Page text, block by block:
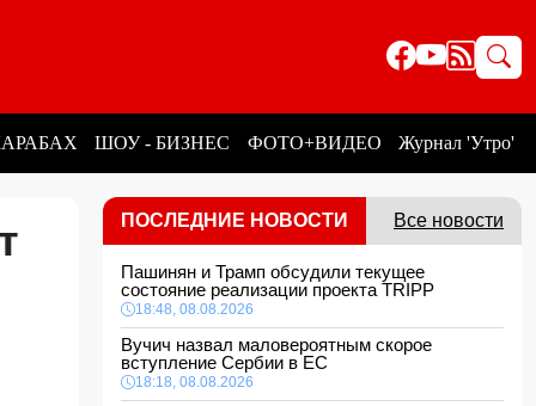
ШОУ - БИЗНЕС ФОТО+ВИДЕО Журнал 'Утро'
ПОСЛЕДНИЕ НОВОСТИ Все новости
Пашинян и Трамп обсудили текущее
состояние реализации проекта TRIPP
18:48, 08.08.2026
Вучич назвал маловероятным скорое
вступление Сербии в ЕС
18:18, 08.08.2026